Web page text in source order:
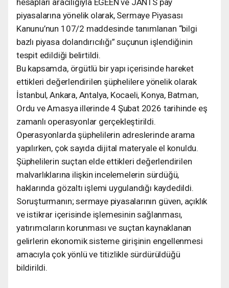
piyasalarına yönelik olarak, Sermaye Piyasası
Kanunu’nun 107/2 maddesinde tanımlanan “bilgi
bazlı piyasa dolandırıcılığı” suçunun işlendiğinin
tespit edildiği belirtildi.
Bu kapsamda, örgütlü bir yapı içerisinde hareket
ettikleri değerlendirilen şüphelilere yönelik olarak
İstanbul, Ankara, Antalya, Kocaeli, Konya, Batman,
Ordu ve Amasya illerinde 4 Şubat 2026 tarihinde eş
zamanlı operasyonlar gerçekleştirildi.
Operasyonlarda şüphelilerin adreslerinde arama
yapılırken, çok sayıda dijital materyale el konuldu.
Şüphelilerin suçtan elde ettikleri değerlendirilen
malvarlıklarına ilişkin incelemelerin sürdüğü,
haklarında gözaltı işlemi uygulandığı kaydedildi.
Soruşturmanın; sermaye piyasalarının güven, açıklık
ve istikrar içerisinde işlemesinin sağlanması,
yatırımcıların korunması ve suçtan kaynaklanan
gelirlerin ekonomik sisteme girişinin engellenmesi
amacıyla çok yönlü ve titizlikle sürdürüldüğü
bildirildi.